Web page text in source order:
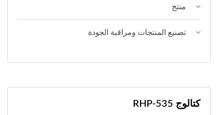
منتج
تصنيع المنتجات ومراقبة الجودة
كتالوج RHP-535